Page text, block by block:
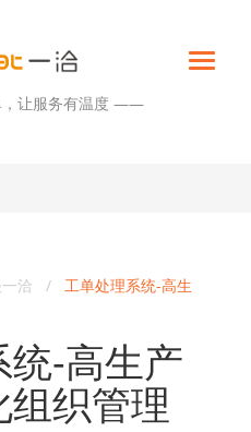
让服务有温度 ——
洽 / 工单处理系统-高生
-高生产
织管理